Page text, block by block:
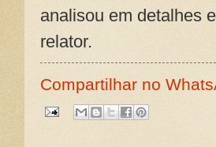
analisou em detalhes
relator.
Compartilhar no